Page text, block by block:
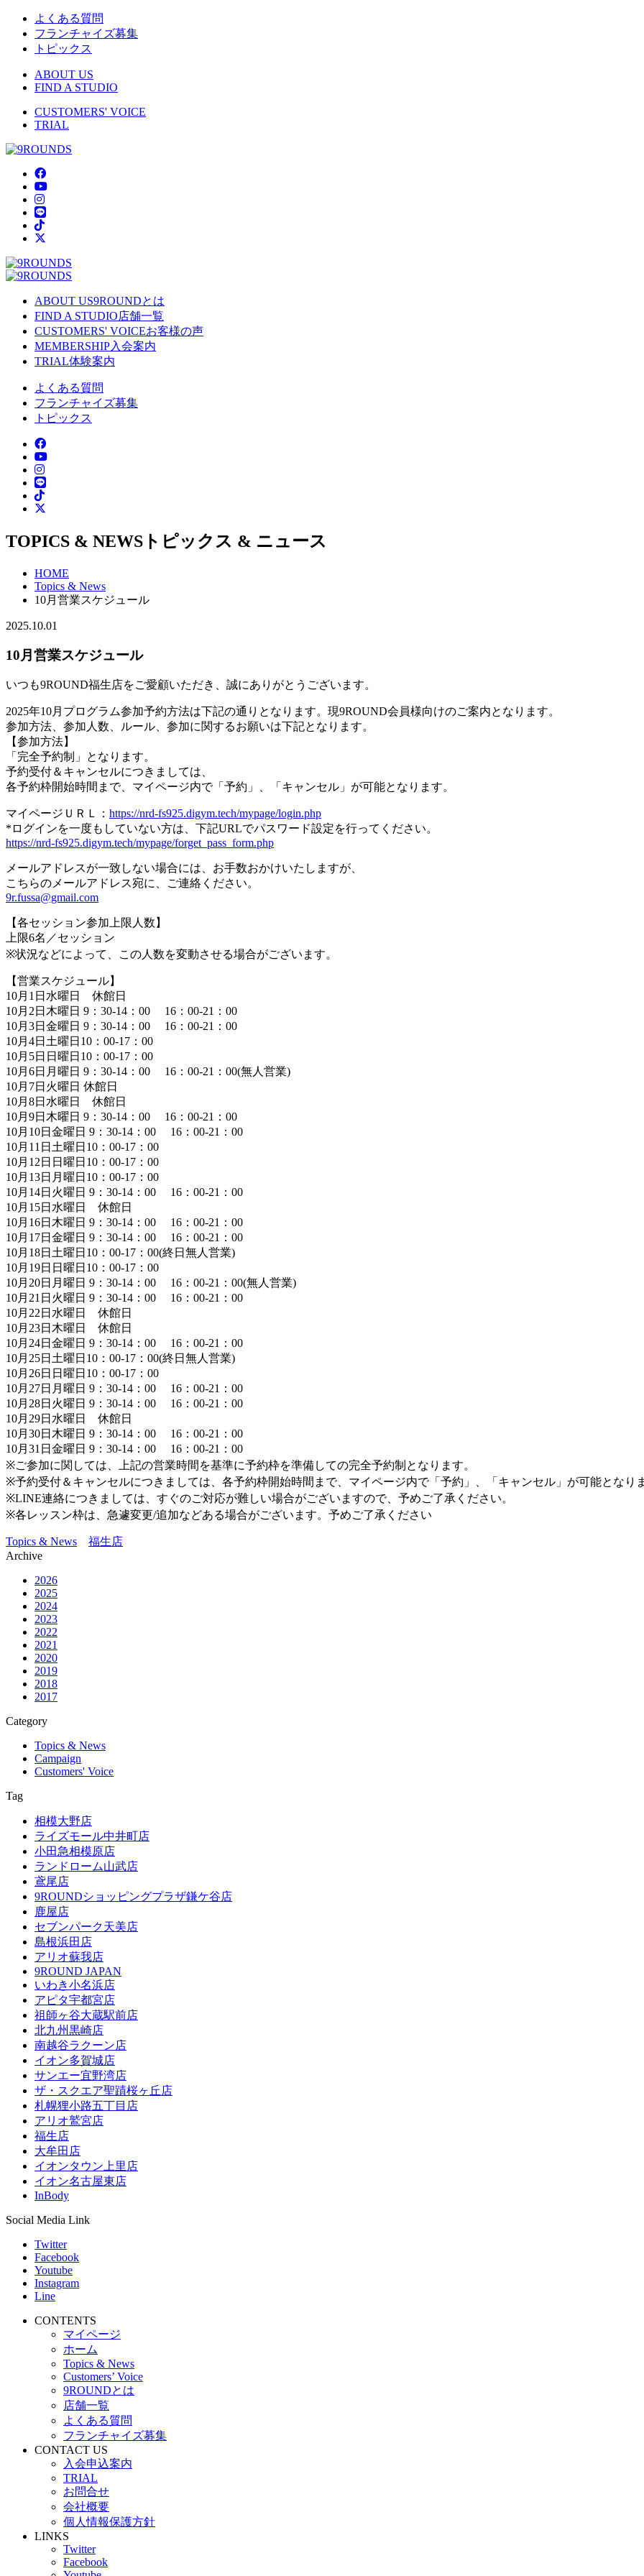
よくある質問
フランチャイズ募集
トピックス
ABOUT US
FIND A STUDIO
CUSTOMERS' VOICE
TRIAL
ABOUT US9ROUNDとは
FIND A STUDIO店舗一覧
CUSTOMERS' VOICEお客様の声
MEMBERSHIP入会案内
TRIAL体験案内
よくある質問
フランチャイズ募集
トピックス
TOPICS & NEWS トピックス & ニュース
HOME
Topics & News
10月営業スケジュール
2025.10.01
10月営業スケジュール
いつも9ROUND福生店をご愛顧いただき、誠にありがとうございます。
2025年10月プログラム参加予約方法は下記の通りとなります。現9ROUND会員様向けのご案内となります。
参加方法、参加人数、ルール、参加に関するお願いは下記となります。
【参加方法】
「完全予約制」となります。
予約受付＆キャンセルにつきましては、
各予約枠開始時間まで、マイページ内で「予約」、「キャンセル」が可能となります。
マイページＵＲＬ： https://nrd-fs925.digym.tech/mypage/login.php
*ログインを一度もしていない方は、下記URLでパスワード設定を行ってください。
https://nrd-fs925.digym.tech/mypage/forget_pass_form.php
メールアドレスが一致しない場合には、お手数おかけいたしますが、
こちらのメールアドレス宛に、ご連絡ください。
9r.fussa@gmail.com
【各セッション参加上限人数】
上限6名／セッション
※状況などによって、この人数を変動させる場合がございます。
【営業スケジュール】
10月1日水曜日 休館日
10月2日木曜日 9：30-14：00 16：00-21：00
10月3日金曜日 9：30-14：00 16：00-21：00
10月4日土曜日10：00-17：00
10月5日日曜日10：00-17：00
10月6日月曜日 9：30-14：00 16：00-21：00(無人営業)
10月7日火曜日 休館日
10月8日水曜日 休館日
10月9日木曜日 9：30-14：00 16：00-21：00
10月10日金曜日 9：30-14：00 16：00-21：00
10月11日土曜日10：00-17：00
10月12日日曜日10：00-17：00
10月13日月曜日10：00-17：00
10月14日火曜日 9：30-14：00 16：00-21：00
10月15日水曜日 休館日
10月16日木曜日 9：30-14：00 16：00-21：00
10月17日金曜日 9：30-14：00 16：00-21：00
10月18日土曜日10：00-17：00(終日無人営業)
10月19日日曜日10：00-17：00
10月20日月曜日 9：30-14：00 16：00-21：00(無人営業)
10月21日火曜日 9：30-14：00 16：00-21：00
10月22日水曜日 休館日
10月23日木曜日 休館日
10月24日金曜日 9：30-14：00 16：00-21：00
10月25日土曜日10：00-17：00(終日無人営業)
10月26日日曜日10：00-17：00
10月27日月曜日 9：30-14：00 16：00-21：00
10月28日火曜日 9：30-14：00 16：00-21：00
10月29日水曜日 休館日
10月30日木曜日 9：30-14：00 16：00-21：00
10月31日金曜日 9：30-14：00 16：00-21：00
※ご参加に関しては、上記の営業時間を基準に予約枠を準備しての完全予約制となります。
※予約受付＆キャンセルにつきましては、各予約枠開始時間まで、マイページ内で「予約」、「キャンセル」が可能となり
※LINE連絡につきましては、すぐのご対応が難しい場合がございますので、予めご了承ください。
※各レッスン枠は、急遽変更/追加などある場合がございます。予めご了承ください
Topics & News
福生店
Archive
2026
2025
2024
2023
2022
2021
2020
2019
2018
2017
Category
Topics & News
Campaign
Customers' Voice
Tag
相模大野店
ライズモール中井町店
小田急相模原店
ランドローム山武店
鳶尾店
9ROUNDショッピングプラザ鎌ケ谷店
鹿屋店
セブンパーク天美店
島根浜田店
アリオ蘇我店
9ROUND JAPAN
いわき小名浜店
アピタ宇都宮店
祖師ヶ谷大蔵駅前店
北九州黒崎店
南越谷ラクーン店
イオン多賀城店
サンエー宜野湾店
ザ・スクエア聖蹟桜ヶ丘店
札幌狸小路五丁目店
アリオ鷲宮店
福生店
大牟田店
イオンタウン上里店
イオン名古屋東店
InBody
Social Media Link
Twitter
Facebook
Youtube
Instagram
Line
CONTENTS
マイページ
ホーム
Topics & News
Customers’ Voice
9ROUNDとは
店舗一覧
よくある質問
フランチャイズ募集
CONTACT US
入会申込案内
TRIAL
お問合せ
会社概要
個人情報保護方針
LINKS
Twitter
Facebook